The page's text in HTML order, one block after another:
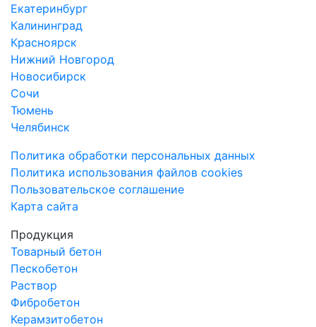
Екатеринбург
Калининград
Красноярск
Нижний Новгород
Новосибирск
Сочи
Тюмень
Челябинск
Политика обработки персональных данных
Политика использования файлов cookies
Пользовательское соглашение
Карта сайта
Продукция
Товарный бетон
Пескобетон
Раствор
Фибробетон
Керамзитобетон